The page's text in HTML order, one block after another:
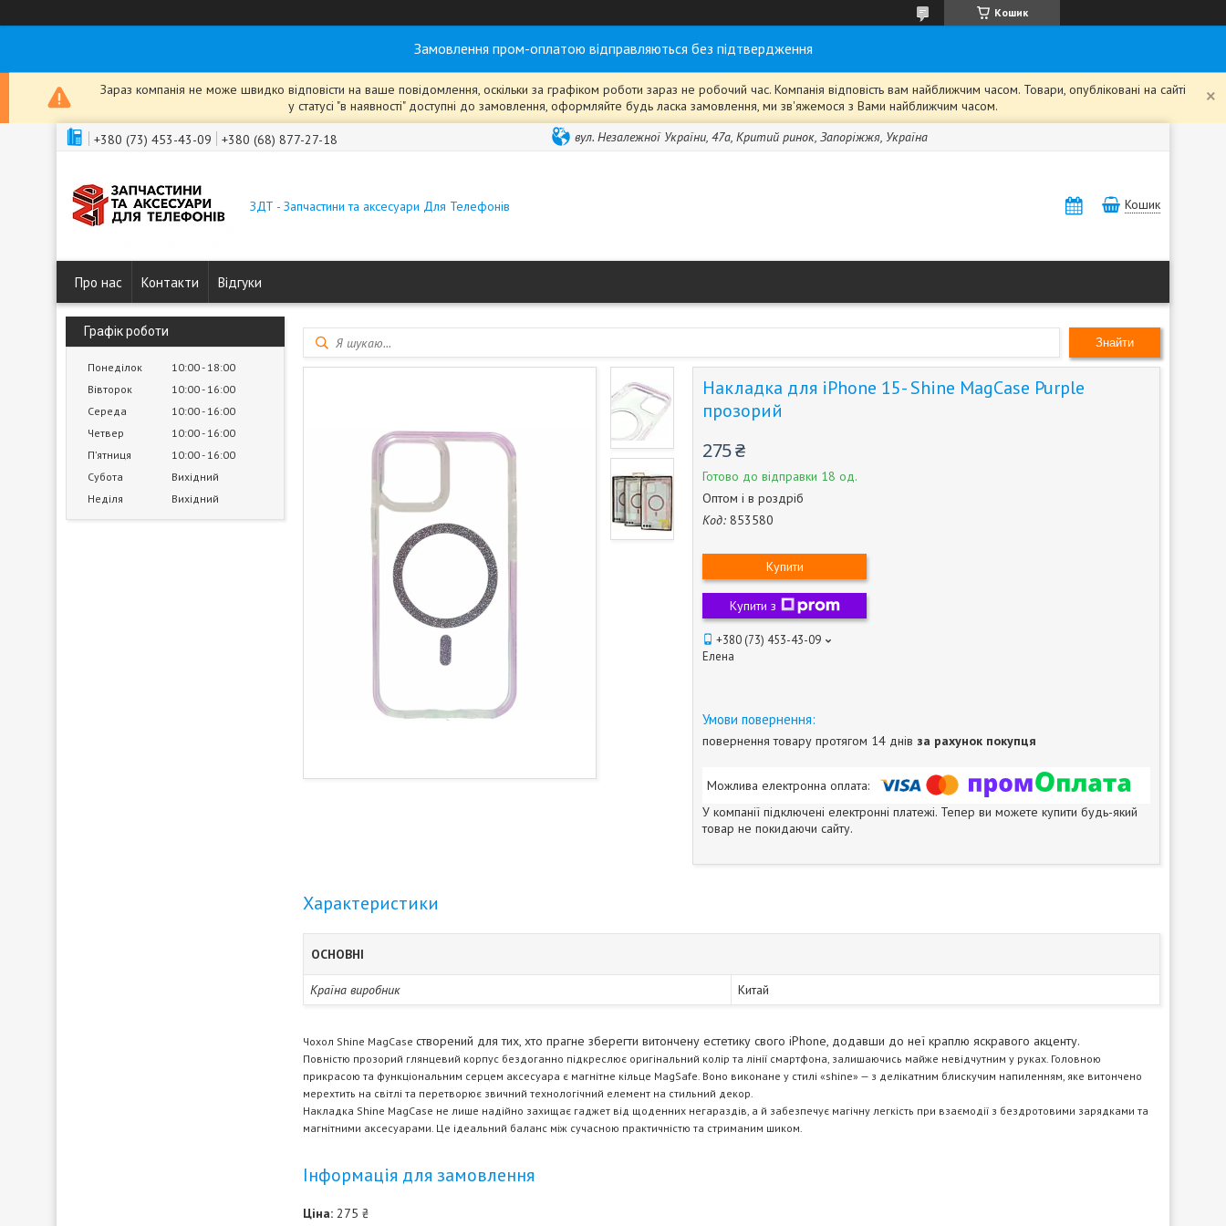
Кошик
Замовлення пром-оплатою відправляються без підтвердження
Зараз компанія не може швидко відповісти на ваше повідомлення, оскільки за графіком роботи зараз не робочий час. Компанія відповість вам найближчим часом. Товари, опубліковані на сайті
у статусі "в наявності" доступні до замовлення, оформляйте будь ласка замовлення, ми зв'яжемося з Вами найближчим часом.
+380 (73) 453-43-09 +380 (68) 877-27-18 вул. Незалежної України, 47а, Критий ринок, Запоріжжя, Україна
ЗДТ - Запчастини та аксесуари Для Телефонів Кошик
Про нас Контакти Відгуки
Графік роботи
Понеділок 10:00 18:00
Вівторок
10:00 16:00
Середа
10:00 16:00
Четвер
10:00 16:00
Пʼятниця
10:00 16:00
Субота
Вихідний
Неділя
Вихідний
Знайти
Накладка для iPhone 15- Shine MagCase Purple
прозорий
275 ₴
Готово до відправки 18 од.
Оптом і в роздріб
Код: 853580
Купити
Купити з
+380 (73) 453-43-09
Елена
повернення товару протягом 14 днів за рахунок покупця
У компанії підключені електронні платежі. Тепер ви можете купити будь-який
товар не покидаючи сайту.
Характеристики
ОСНОВНІ
Країна виробник Китай
Чохол Shine MagCase створений для тих, хто прагне зберегти витончену естетику свого iPhone, додавши до неї краплю яскравого акценту.
Повністю прозорий глянцевий корпус бездоганно підкреслює оригінальний колір та лінії смартфона, залишаючись майже невідчутним у руках. Головною
прикрасою та функціональним серцем аксесуара є магнітне кільце MagSafe. Воно виконане у стилі «shine» — з делікатним блискучим напиленням, яке витончено
мерехтить на світлі та перетворює звичний технологічний елемент на стильний декор.
Накладка Shine MagCase не лише надійно захищає гаджет від щоденних негараздів, а й забезпечує магічну легкість при взаємодії з бездротовими зарядками та
магнітними аксесуарами. Це ідеальний баланс між сучасною практичністю та стриманим шиком.
Інформація для замовлення
Ціна: 275 ₴